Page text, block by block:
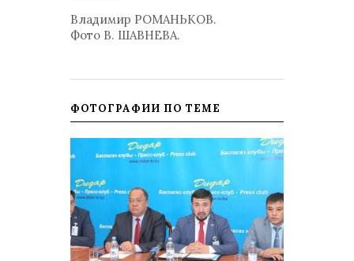
Владимир РОМАНЬКОВ.
Фото В. ШАВНЕВА.
ФОТОГРАФИИ ПО ТЕМЕ